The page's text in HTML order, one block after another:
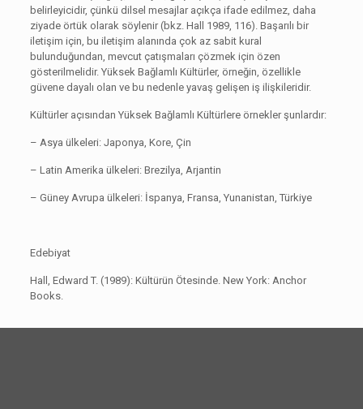
belirleyicidir, çünkü dilsel mesajlar açıkça ifade edilmez, daha
ziyade örtük olarak söylenir (bkz. Hall 1989, 116). Başarılı bir
iletişim için, bu iletişim alanında çok az sabit kural
bulunduğundan, mevcut çatışmaları çözmek için özen
gösterilmelidir. Yüksek Bağlamlı Kültürler, örneğin, özellikle
güvene dayalı olan ve bu nedenle yavaş gelişen iş ilişkileridir.
Kültürler açısından Yüksek Bağlamlı Kültürlere örnekler şunlardır:
– Asya ülkeleri: Japonya, Kore, Çin
– Latin Amerika ülkeleri: Brezilya, Arjantin
– Güney Avrupa ülkeleri: İspanya, Fransa, Yunanistan, Türkiye
Edebiyat
Hall, Edward T. (1989): Kültürün Ötesinde. New York: Anchor
Books.